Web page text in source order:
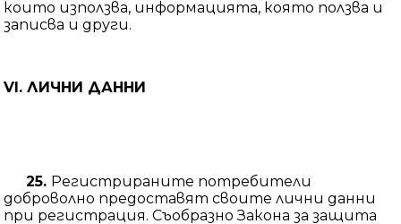
които използва, информацията, която ползва и
записва и други.
VI.ЛИЧНИ ДАННИ
25. Регистрираните потребители
доброволно предоставят своите лични данни
при регистрация. Съобразно Закона за защита